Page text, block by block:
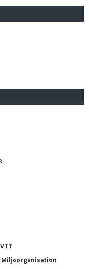
Miljøorganisation